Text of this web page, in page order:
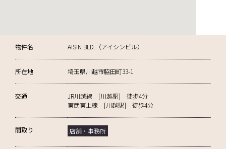
物件名 AISIN BLD.（アイシンビル）
所在地 埼玉県川越市脇田町33-1
交通
JR川越線 [川越駅] 徒歩4分
東武東上線 [川越駅] 徒歩4分
間取り 店舗・事務所